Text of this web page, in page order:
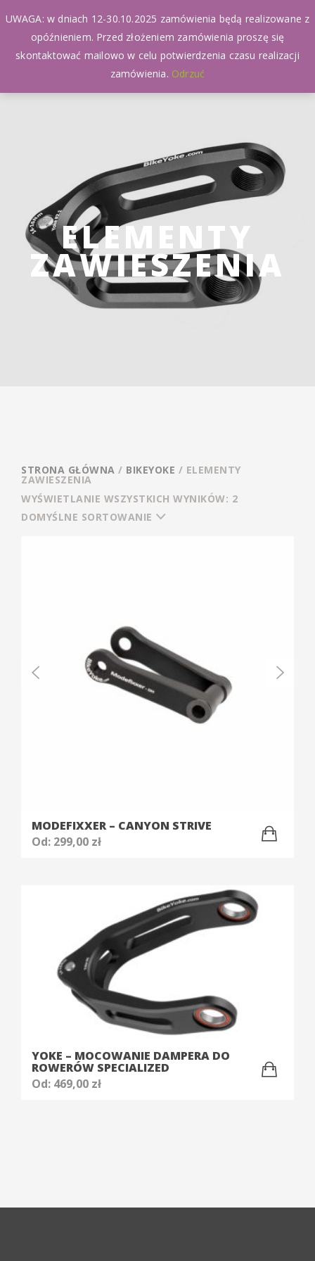
ELEMENTY
ZAWIESZENIA
STRONA GŁÓWNA / BIKEYOKE / ELEMENTY
ZAWIESZENIA
WYŚWIETLANIE WSZYSTKICH WYNIKÓW: 2
DOMYŚLNE SORTOWANIE
MODEFIXXER – CANYON STRIVE
Od: 299,00 zł
YOKE – MOCOWANIE DAMPERA DO
ROWERÓW SPECIALIZED
Od: 469,00 zł
UWAGA: w dniach 12-30.10.2025 zamówienia będą realizowane z
opóźnieniem. Przed złożeniem zamówienia proszę się
skontaktować mailowo w celu potwierdzenia czasu realizacji
zamówienia. Odrzuć